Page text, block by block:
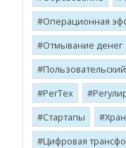
Операционная
Отмывание денег
РегТех
Стартапы
Цифровая